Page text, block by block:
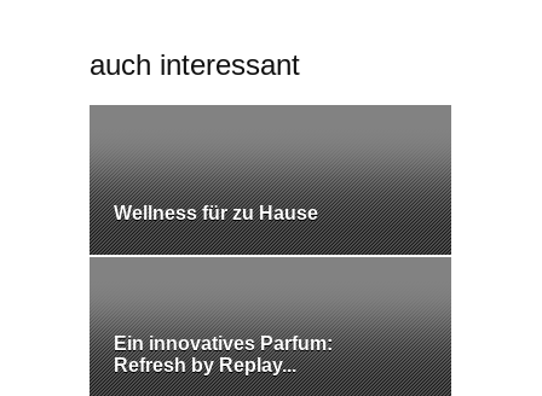
auch interessant
Wellness für zu Hause
Ein innovatives Parfum:
Refresh by Replay...